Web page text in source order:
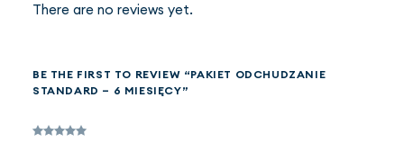
There are no reviews yet.
BE THE FIRST TO REVIEW “PAKIET ODCHUDZANIE
STANDARD – 6 MIESIĘCY”